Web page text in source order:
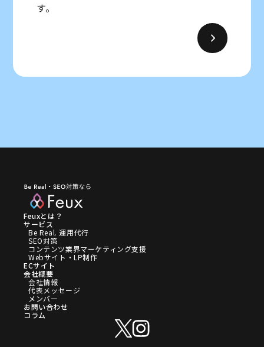
す。
Feuxとは？
サービス
Be Real. 運用代行
SEO対策
コンテンツ業界マーケティング支援
Webサイト・LP制作
ECサイト
会社概要
会社情報
代表メッセージ
メンバー
お問い合わせ
コラム